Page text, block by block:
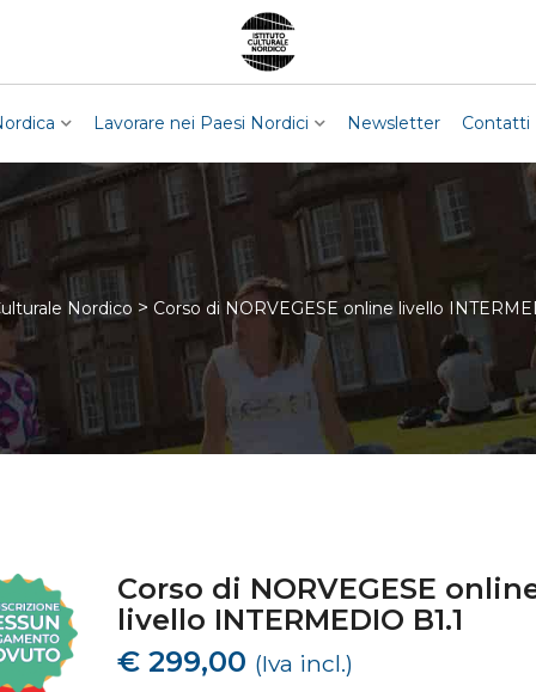
Lavorare nei Paesi Nordici Newsletter Contatti
Nordico > Corso di NORVEGESE online livello
Corso di NORVEGESE
livello INTERMEDIO B1.1
€ 299,00 (Iva incl.)